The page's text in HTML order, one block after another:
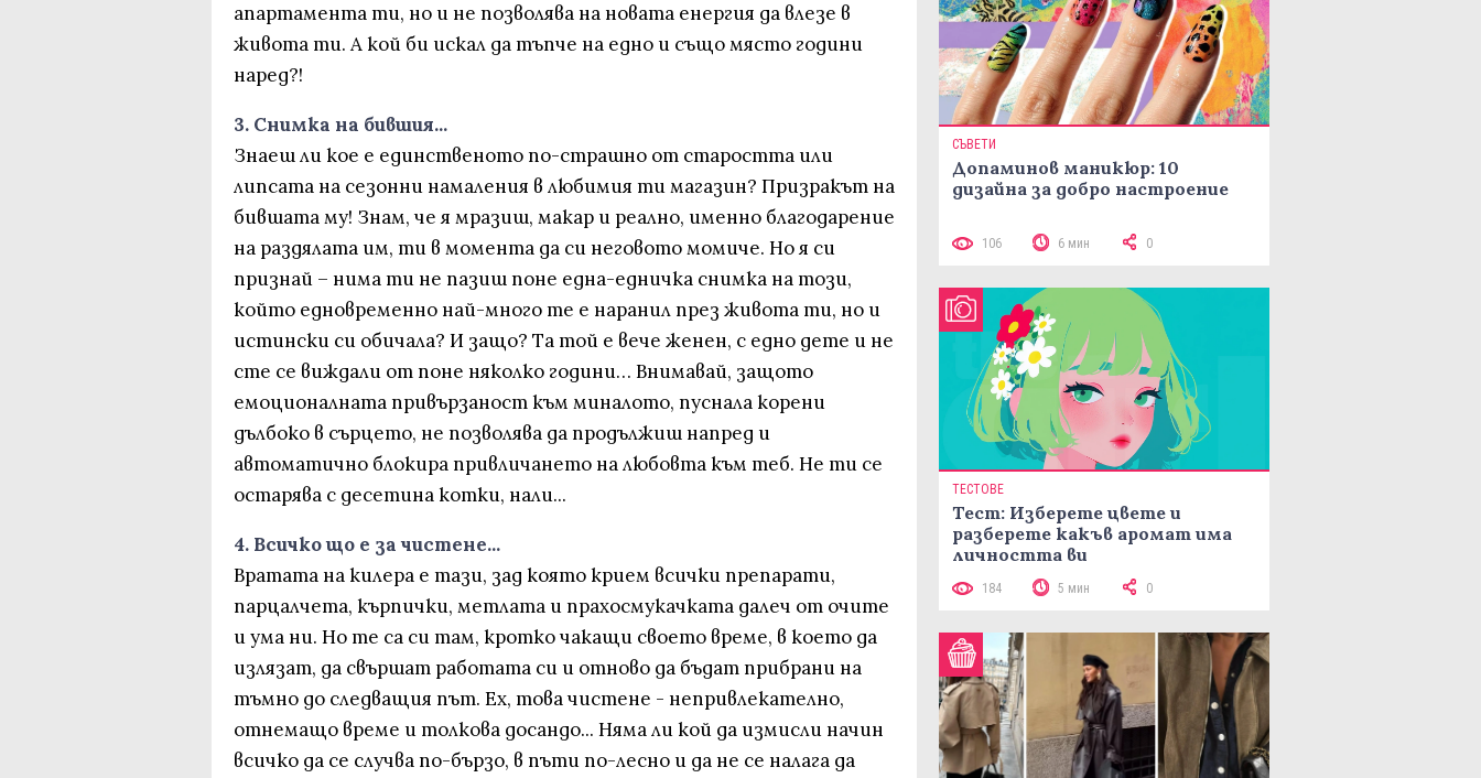
апартамента ти, но и не позволява на новата енергия да влезе в
живота ти. А кой би искал да тъпче на едно и също място години
наред?!
3. Снимка на бившия...
Знаеш ли кое е единственото по-страшно от старостта или
липсата на сезонни намаления в любимия ти магазин? Призракът на
бившата му! Знам, че я мразиш, макар и реално, именно благодарение
на раздялата им, ти в момента да си неговото момиче. Но я си
признай – нима ти не пазиш поне една-едничка снимка на този,
който едновременно най-много те е наранил през живота ти, но и
истински си обичала? И защо? Та той е вече женен, с едно дете и не
сте се виждали от поне няколко години… Внимавай, защото
емоционалната привързаност към миналото, пуснала корени
дълбоко в сърцето, не позволява да продължиш напред и
автоматично блокира привличането на любовта към теб. Не ти се
остарява с десетина котки, нали...
4. Всичко що е за чистене...
Вратата на килера е тази, зад която крием всички препарати,
парцалчета, кърпички, метлата и прахосмукачката далеч от очите
и ума ни. Но те са си там, кротко чакащи своето време, в което да
излязат, да свършат работата си и отново да бъдат прибрани на
тъмно до следващия път. Ех, това чистене - непривлекателно,
отнемащо време и толкова досандо... Няма ли кой да измисли начин
всичко да се случва по-бързо, в пъти по-лесно и да не се налага да
СЪВЕТИ
Допаминов маникюр: 10
дизайна за добро настроение
106 6 мин 0
ТЕСТОВЕ
Тест: Изберете цвете и
разберете какъв аромат има
личността ви
184 5 мин 0